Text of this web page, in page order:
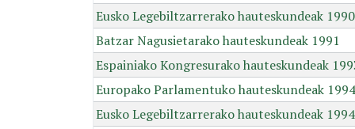
Eusko Legebiltzarrerako hauteskundeak 1990
Batzar Nagusietarako hauteskundeak 1991
Espainiako Kongresurako hauteskundeak
Europako Parlamentuko hauteskundeak 1994
Eusko Legebiltzarrerako hauteskundeak 1994